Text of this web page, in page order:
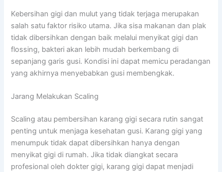
Kebersihan gigi dan mulut yang tidak terjaga merupakan
salah satu faktor risiko utama. Jika sisa makanan dan plak
tidak dibersihkan dengan baik melalui menyikat gigi dan
flossing, bakteri akan lebih mudah berkembang di
sepanjang garis gusi. Kondisi ini dapat memicu peradangan
yang akhirnya menyebabkan gusi membengkak.
Jarang Melakukan Scaling
Scaling atau pembersihan karang gigi secara rutin sangat
penting untuk menjaga kesehatan gusi. Karang gigi yang
menumpuk tidak dapat dibersihkan hanya dengan
menyikat gigi di rumah. Jika tidak diangkat secara
profesional oleh dokter gigi, karang gigi dapat menjadi